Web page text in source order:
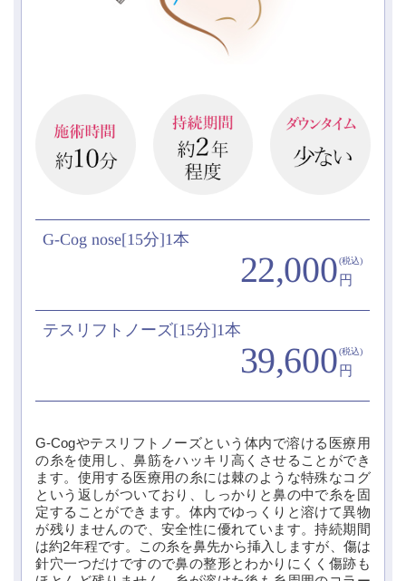
G-Cog nose[15分]1本
22,000 (税込)
円
テスリフトノーズ[15分]1本
39,600 (税込)
円
G-Cogやテスリフトノーズという体内で溶ける医療用
の糸を使用し、鼻筋をハッキリ高くさせることができ
ます。使用する医療用の糸には棘のような特殊なコグ
という返しがついており、しっかりと鼻の中で糸を固
定することができます。体内でゆっくりと溶けて異物
が残りませんので、安全性に優れています。持続期間
は約2年程です。この糸を鼻先から挿入しますが、傷は
針穴一つだけですので鼻の整形とわかりにくく傷跡も